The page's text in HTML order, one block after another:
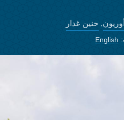
, حنين غدار
English